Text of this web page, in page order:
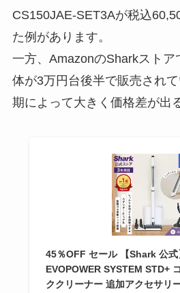
CS150JAE-SET3Aが税込
た例があります。
一方、AmazonのSharkストア
体が3万円台後半で販売され
期によって大きく価格差が出
45％OFF セール 【Shark 公
EVOPOWER SYSTEM STD+
ククリーナー 追加アクセサリ